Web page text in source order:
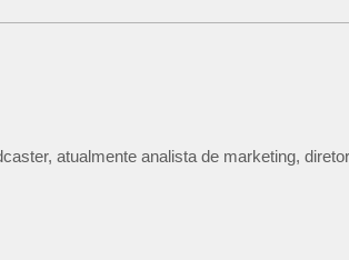
atualmente analista de marketing,